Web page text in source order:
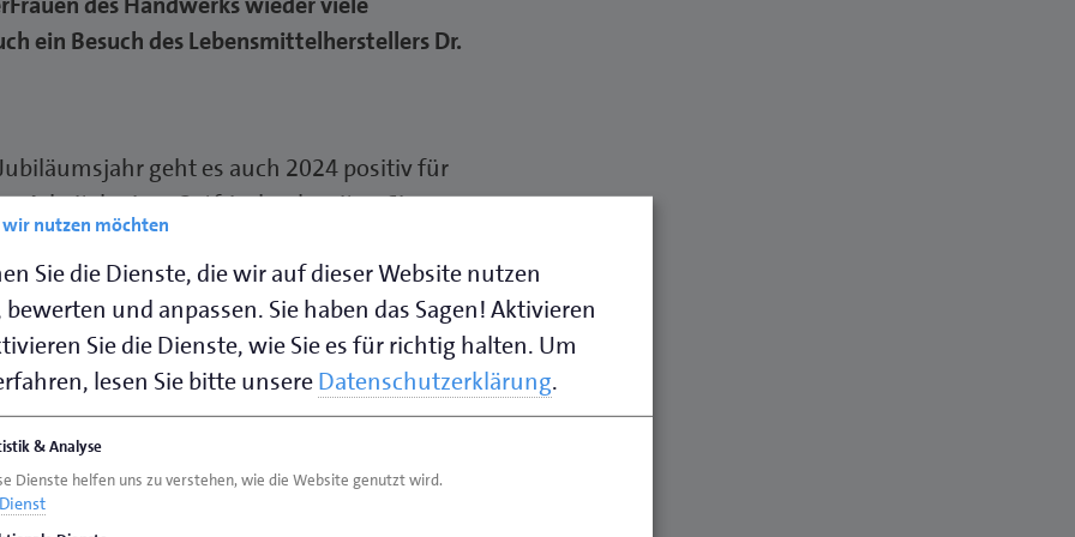
ein Besuch des Lebensmittelherstellers Dr.
geht es auch 2024 positiv für
Arbeitskreises Ostfriesland weiter: Sie
freuen und auch die
große Probleme über die Bühne gegangen.
Lienemann, während der diesjährigen
Vorstand die rund 33 Mitglieder in das
Neben den Unternehmerinnen,
auch der Präsident der Handwerkskammer
Sitzung teil.
dass unser Verein im vergangenen Jahr
nutzen möchten
Sie die Dienste, die wir auf dieser Website nutzen
und anpassen. Sie haben das Sagen! Aktivieren
Sie die Dienste, wie Sie es für richtig halten. Um
lesen Sie bitte unsereDatenschutzerklärung.
& Analyse
Dienste helfen uns zu verstehen, wie die Website genutzt wird.
Dienst